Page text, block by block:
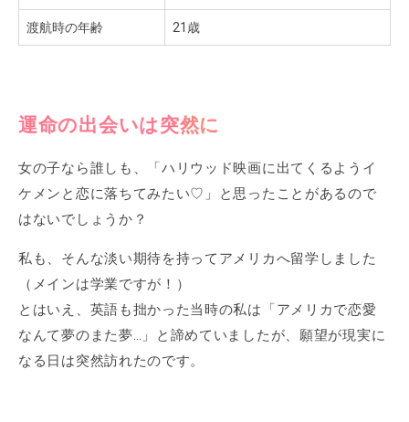
渡航時の年齢 21歳
運命の出会いは突然に
女の子なら誰しも、「ハリウッド映画に出てくるようイ
ケメンと恋に落ちてみたい♡」と思ったことがあるので
はないでしょうか？
私も、そんな淡い期待を持ってアメリカへ留学しました
（メインは学業ですが！）
とはいえ、英語も拙かった当時の私は「アメリカで恋愛
なんて夢のまた夢…」と諦めていましたが、願望が現実に
なる日は突然訪れたのです。